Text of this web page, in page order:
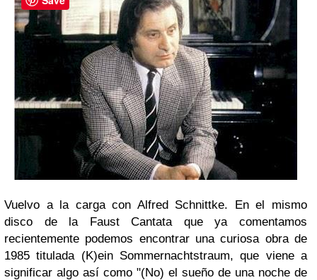
Vuelvo a la carga con Alfred Schnittke. En el mismo
disco de la Faust Cantataque ya comentamos
recientemente podemos encontrar una curiosa obra de
1985 titulada (K)ein Sommernachtstraum, que viene a
significar algo así como "(No) el sueño de una noche de